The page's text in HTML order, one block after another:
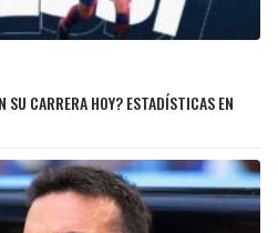
SU CARRERA HOY? ESTADÍSTICAS EN